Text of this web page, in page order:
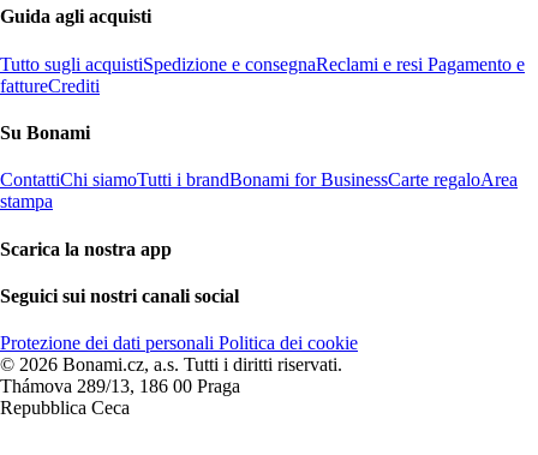
Guida agli acquisti
Tutto sugli acquistiSpedizione e consegnaReclami e resi Pagamento e
fattureCrediti
Su Bonami
ContattiChi siamoTutti i brandBonami for BusinessCarte regaloArea
stampa
Scarica la nostra app
Seguici sui nostri canali social
Protezione dei dati personali Politica dei cookie
© 2026 Bonami.cz, a.s. Tutti i diritti riservati.
Thámova 289/13, 186 00 Praga
Repubblica Ceca